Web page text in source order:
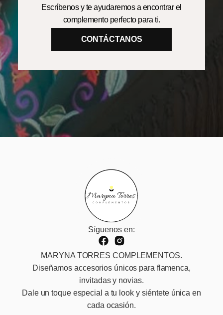
Escríbenos y te ayudaremos a encontrar el
complemento perfecto para ti.
CONTÁCTANOS
Síguenos en:
MARYNA TORRES COMPLEMENTOS.
Diseñamos accesorios únicos para flamenca,
invitadas y novias.
Dale un toque especial a tu look y siéntete única en
cada ocasión.